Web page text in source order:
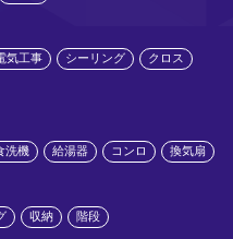
気工事 シーリング クロス
洗機 給湯器 コンロ 換気扇
収納 階段